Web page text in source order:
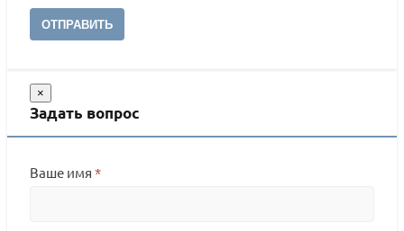
ОТПРАВИТЬ
×
Задать вопрос
Ваше имя *